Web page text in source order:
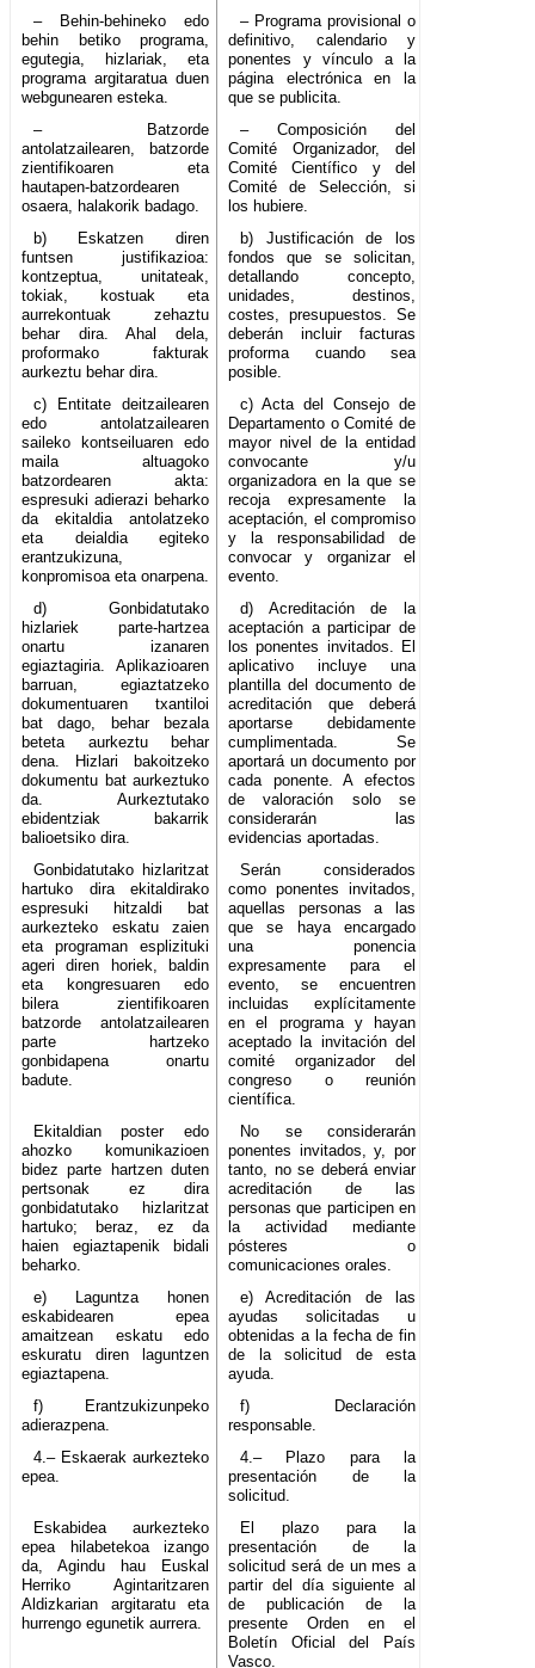
– Behin-behineko edo
behin betiko programa,
egutegia, hizlariak, eta
programa argitaratua duen
webgunearen esteka.
– Programa provisional o
definitivo, calendario y
ponentes y vínculo a la
página electrónica en la
que se publicita.
– Batzorde
antolatzailearen, batzorde
zientifikoaren eta
hautapen-batzordearen
osaera, halakorik badago.
– Composición del
Comité Organizador, del
Comité Científico y del
Comité de Selección, si
los hubiere.
b) Eskatzen diren
funtsen justifikazioa:
kontzeptua, unitateak,
tokiak, kostuak eta
aurrekontuak zehaztu
behar dira. Ahal dela,
proformako fakturak
aurkeztu behar dira.
b) Justificación de los
fondos que se solicitan,
detallando concepto,
unidades, destinos,
costes, presupuestos. Se
deberán incluir facturas
proforma cuando sea
posible.
c) Entitate deitzailearen
edo antolatzailearen
saileko kontseiluaren edo
maila altuagoko
batzordearen akta:
espresuki adierazi beharko
da ekitaldia antolatzeko
eta deialdia egiteko
erantzukizuna,
konpromisoa eta onarpena.
c) Acta del Consejo de
Departamento o Comité de
mayor nivel de la entidad
convocante y/u
organizadora en la que se
recoja expresamente la
aceptación, el compromiso
y la responsabilidad de
convocar y organizar el
evento.
d) Gonbidatutako
hizlariek parte-hartzea
onartu izanaren
egiaztagiria. Aplikazioaren
barruan, egiaztatzeko
dokumentuaren txantiloi
bat dago, behar bezala
beteta aurkeztu behar
dena. Hizlari bakoitzeko
dokumentu bat aurkeztuko
da. Aurkeztutako
ebidentziak bakarrik
balioetsiko dira.
d) Acreditación de la
aceptación a participar de
los ponentes invitados. El
aplicativo incluye una
plantilla del documento de
acreditación que deberá
aportarse debidamente
cumplimentada. Se
aportará un documento por
cada ponente. A efectos
de valoración solo se
considerarán las
evidencias aportadas.
Gonbidatutako hizlaritzat
hartuko dira ekitaldirako
espresuki hitzaldi bat
aurkezteko eskatu zaien
eta programan esplizituki
ageri diren horiek, baldin
eta kongresuaren edo
bilera zientifikoaren
batzorde antolatzailearen
parte hartzeko
gonbidapena onartu
badute.
Serán considerados
como ponentes invitados,
aquellas personas a las
que se haya encargado
una ponencia
expresamente para el
evento, se encuentren
incluidas explícitamente
en el programa y hayan
aceptado la invitación del
comité organizador del
congreso o reunión
científica.
Ekitaldian poster edo
ahozko komunikazioen
bidez parte hartzen duten
pertsonak ez dira
gonbidatutako hizlaritzat
hartuko; beraz, ez da
haien egiaztapenik bidali
beharko.
No se considerarán
ponentes invitados, y, por
tanto, no se deberá enviar
acreditación de las
personas que participen en
la actividad mediante
pósteres o
comunicaciones orales.
e) Laguntza honen
eskabidearen epea
amaitzean eskatu edo
eskuratu diren laguntzen
egiaztapena.
e) Acreditación de las
ayudas solicitadas u
obtenidas a la fecha de fin
de la solicitud de esta
ayuda.
f) Erantzukizunpeko
adierazpena.
f) Declaración
responsable.
4.– Eskaerak aurkezteko
epea.
4.– Plazo para la
presentación de la
solicitud.
Eskabidea aurkezteko
epea hilabetekoa izango
da, Agindu hau Euskal
Herriko Agintaritzaren
Aldizkarian argitaratu eta
hurrengo egunetik aurrera.
El plazo para la
presentación de la
solicitud será de un mes a
partir del día siguiente al
de publicación de la
presente Orden en el
Boletín Oficial del País
Vasco.